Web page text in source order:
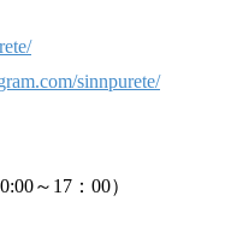
sinnpurete/
～17：00）